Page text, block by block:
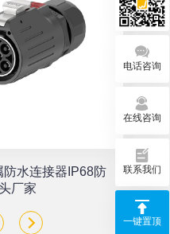
防水连接器IP68防
厂家
电话咨询
在线咨询
联系我们
一键置顶